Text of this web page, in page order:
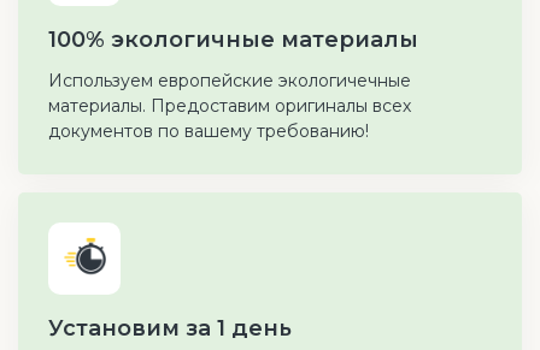
100% экологичные материалы
Используем европейские экологичечные
материалы. Предоставим оригиналы всех
документов по вашему требованию!
Установим за 1 день